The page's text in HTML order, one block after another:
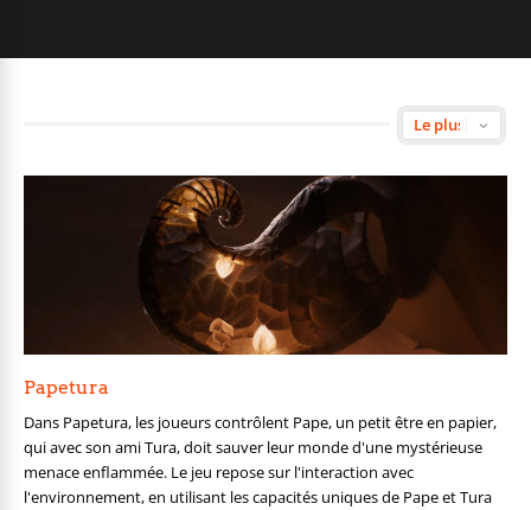
Papetura
Dans Papetura, les joueurs contrôlent Pape, un petit être en papier,
qui avec son ami Tura, doit sauver leur monde d'une mystérieuse
menace enflammée. Le jeu repose sur l'interaction avec
l'environnement, en utilisant les capacités uniques de Pape et Tura